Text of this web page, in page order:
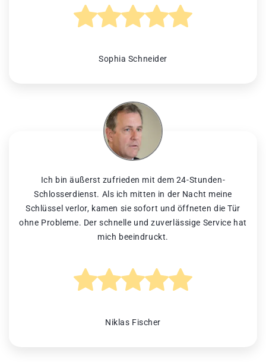
Sophia Schneider
Ich bin äußerst zufrieden mit dem 24-Stunden-
Schlosserdienst. Als ich mitten in der Nacht meine
Schlüssel verlor, kamen sie sofort und öffneten die Tür
ohne Probleme. Der schnelle und zuverlässige Service hat
mich beeindruckt.
Niklas Fischer